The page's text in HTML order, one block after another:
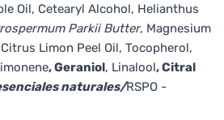
Oil, Cetearyl Alcohol, Helianthus
Parkii Butter, Magnesium
Limon Peel Oil, Tocopherol,
, Geraniol, Linalool, Citral
naturales/RSPO -